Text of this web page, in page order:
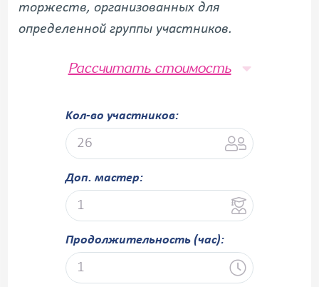
торжеств, организованных для
определенной группы участников.
Рассчитать стоимость
Kол-во участников:
Доп. мастер:
Продолжительность (час):